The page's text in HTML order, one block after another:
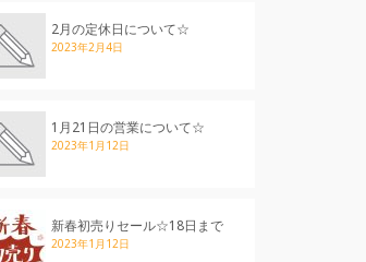
2月の定休日について☆
2023年2月4日
1月21日の営業について☆
2023年1月12日
新春初売りセール☆18日まで
2023年1月12日